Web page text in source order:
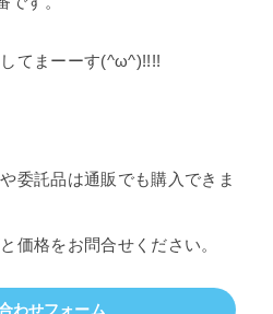
てまーーす(^ω^)!!!!
委託品は通販でも購入できま
価格をお問合せください。
わせフォーム